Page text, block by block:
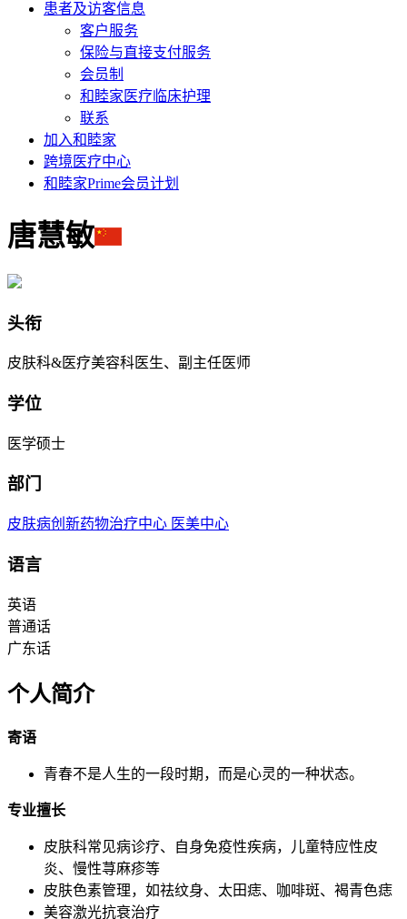
患者及访客信息
客户服务
保险与直接支付服务
会员制
和睦家医疗临床护理
联系
加入和睦家
跨境医疗中心
和睦家Prime会员计划
唐慧敏
头衔
皮肤科&医疗美容科医生、副主任医师
学位
医学硕士
部门
皮肤病创新药物治疗中心 医美中心
语言
英语
普通话
广东话
个人简介
寄语
青春不是人生的一段时期，而是心灵的一种状态。
专业擅长
皮肤科常见病诊疗、自身免疫性疾病，儿童特应性皮
炎、慢性荨麻疹等
皮肤色素管理，如祛纹身、太田痣、咖啡斑、褐青色痣
美容激光抗衰治疗